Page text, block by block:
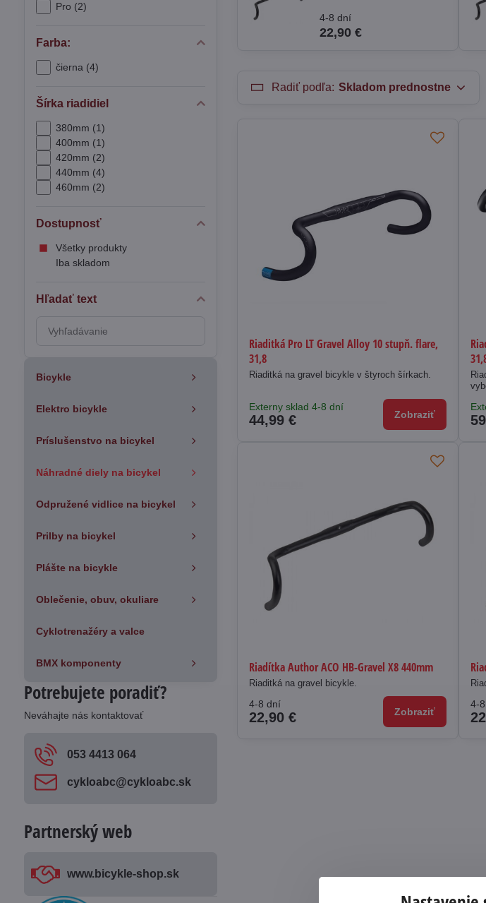
4-8 dní
22,90 €
Radiť podľa: Skladom prednostne
Riaditká Pro LT Gravel Alloy 10 stupň. flare,
31,8
Riaditká na gravel bicykle v štyroch šírkach.
Externy sklad 4-8 dní
44,99 € Zobraziť
Riadítka Author ACO HB-Gravel X8 440mm
Riaditká na gravel bicykle.
4-8 dní
22,90 € Zobraziť
4-
Pro (2)
Farba:
čierna (4)
Šírka riadidiel
380mm (1)
400mm (1)
420mm (2)
440mm (4)
460mm (2)
Dostupnosť
Všetky produkty
Iba skladom
Hľadať text
výsledky
fulltextom
Potrebujete poradiť?
Neváhajte nás kontaktovať
053 4413 064
cykloabc​@cykloabc​.sk
Partnerský web
www​.bicykle-shop​.sk
Bicykle
Elektro bicykle
Príslušenstvo na bicykel
Náhradné diely na bicykel
Odpružené vidlice na bicykel
Prilby na bicykel
Plášte na bicykle
Oblečenie, obuv, okuliare
Cyklotrenažéry a valce
BMX komponenty